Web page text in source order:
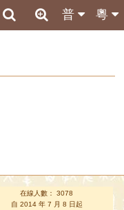
粵
普
在線人數： 3078
自 2014 年 7 月 8 日起